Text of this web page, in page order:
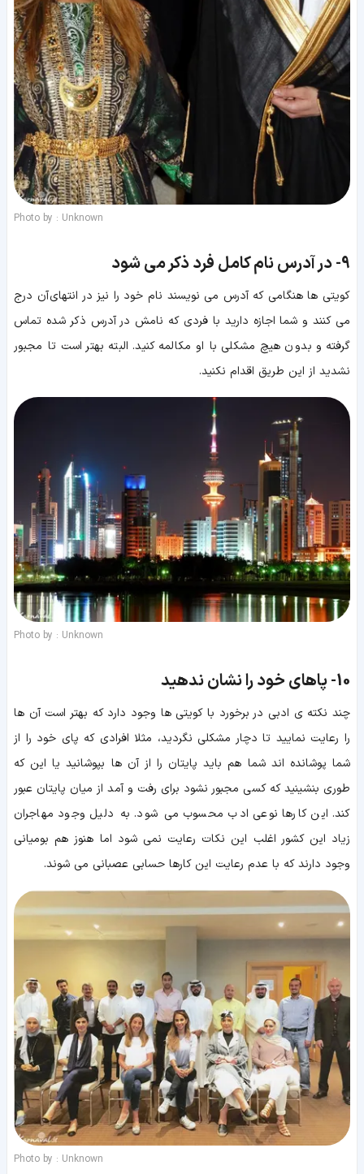
Photo by : Unknown
9- در آدرس نام کامل فرد ذکر می شود
کویتی ها هنگامی که آدرس می نویسند نام خود را نیز در انتهای آن درج
می کنند و شما اجازه دارید با فردی که نامش در آدرس ذکر شده تماس
گرفته و بدون هیچ مشکلی با او مکالمه کنید. البته بهتر است تا مجبور
نشدید از این طریق اقدام نکنید.
Photo by : Unknown
10- پاهای خود را نشان ندهید
چند نکته ی ادبی در برخورد با کویتی ها وجود دارد که بهتر است آن ها
را رعایت نمایید تا دچار مشکلی نگردید، مثلا افرادی که پای خود را از
شما پوشانده اند شما هم باید پایتان را از آن ها بپوشانید یا این که
طوری بنشینید که کسی مجبور نشود برای رفت و آمد از میان پایتان عبور
کند. این کارها نوعی ادب محسوب می شود. به دلیل وجود مهاجران
زیاد این کشور اغلب این نکات رعایت نمی شود اما هنوز هم بومیانی
وجود دارند که با عدم رعایت این کارها حسابی عصبانی می شوند.
Photo by : Unknown